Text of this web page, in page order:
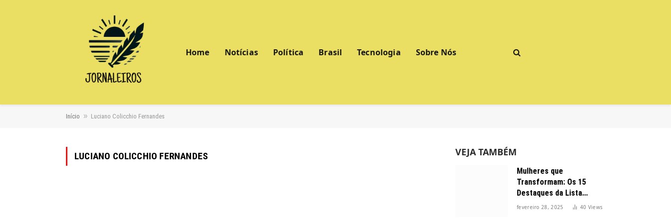
Home Notícias Política Brasil Tecnologia Sobre Nós
Início » Luciano Colicchio Fernandes
LUCIANO COLICCHIO FERNANDES VEJA TAMBÉM
Mulheres que
Transformam: Os 15
Destaques da Lista
Forbes 2025 no Brasil
fevereiro 28, 2025 40 Views